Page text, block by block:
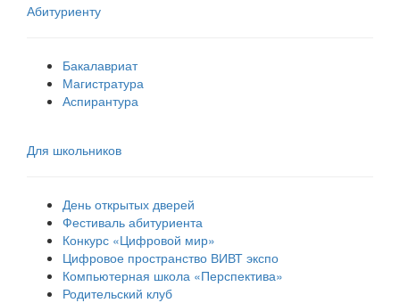
Абитуриенту
Бакалавриат
Магистратура
Аспирантура
Для школьников
День открытых дверей
Фестиваль абитуриента
Конкурс «Цифровой мир»
Цифровое пространство ВИВТ экспо
Компьютерная школа «Перспектива»
Родительский клуб